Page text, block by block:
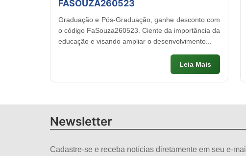
FASOUZA260523
Graduação e Pós-Graduação, ganhe desconto com
o código FaSouza260523. Ciente da importância da
educação e visando ampliar o desenvolvimento...
Leia Mais
Newsletter
Cadastre-se e receba notícias diretamente em seu e-mail